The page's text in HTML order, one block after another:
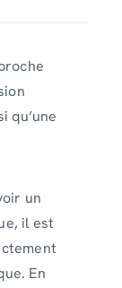
qu’une
un
il est
En